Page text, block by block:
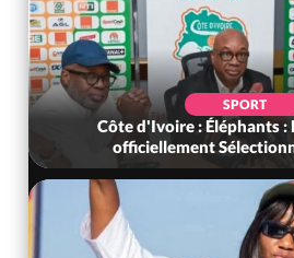
SPORT
Côte d'Ivoire : Éléphants :
officiellement